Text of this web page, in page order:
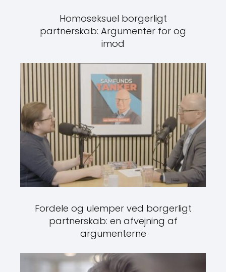
Homoseksuel borgerligt
partnerskab: Argumenter for og
imod
Fordele og ulemper ved borgerligt
partnerskab: en afvejning af
argumenterne